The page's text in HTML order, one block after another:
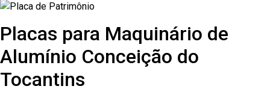
Placas para Maquinário de
Alumínio Conceição do
Tocantins